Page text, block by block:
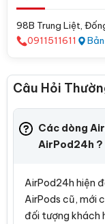
98B Trung Liệt,
0911511611
Câu Hỏi
Các dòng
AirPod24h ?
AirPod24h hiện
AirPods cũ, mới
đối tượng khách